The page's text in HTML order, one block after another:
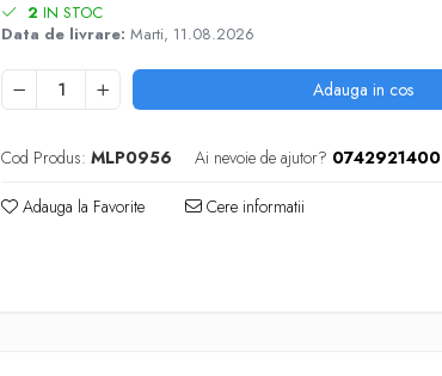
2 IN STOC
Data de livrare: Marti, 11.08.2026
Adauga in cos
Cod Produs: MLP0956 Ai nevoie de ajutor? 0742921400
Adauga la Favorite Cere informatii